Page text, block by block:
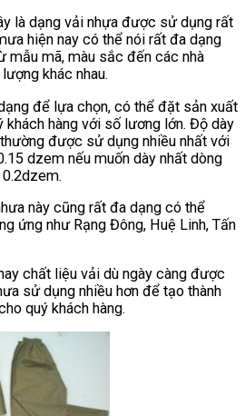
là dạng vải nhựa được sử dụng rất
hiện nay có thể nói rất đa dạng
mẫu mã, màu sắc đến các nhà
khác nhau.
để lựa chọn, có thể đặt sản xuất
khách hàng với số lương lớn. Độ dày
được sử dụng nhiều nhất với
dzem nếu muốn dày nhất dòng
này cũng rất đa dạng có thể
ứng như Rạng Đông, Huệ Linh, Tấn
chất liệu vải dù ngày càng được
sử dụng nhiều hơn để tạo thành
quý khách hàng.